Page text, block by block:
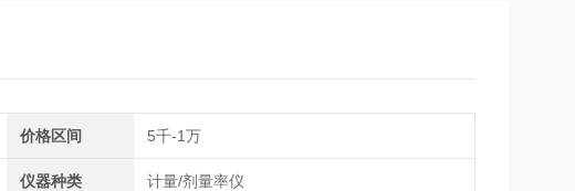
价格区间 5千-1万
仪器种类 计量/剂量率仪